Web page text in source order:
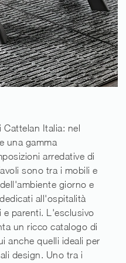
Cattelan Italia: nel
una gamma
arredative di
sono tra i mobili e
giorno e
all'ospitalità
e parenti. L'esclusivo
un ricco catalogo di
anche quelli ideali per
design. Uno tra i